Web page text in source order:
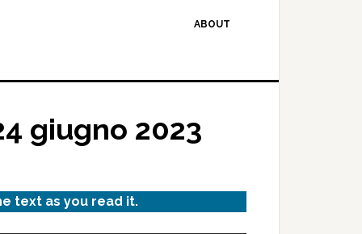
ABOUT
giugno 2023
text as you read it.